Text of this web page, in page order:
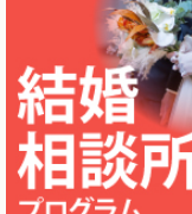
す。 ・健康食品 ・美容 ・
ジェント（IT/エンジニア
職エージェント（一般求人
エージェント（工場求人）
理ツール ・不動産（売却
（投資） ・不動産（外壁
（注文住宅） ・引越し ・ラ
是非この機会に、新規でご
だくアフィリエイター様は